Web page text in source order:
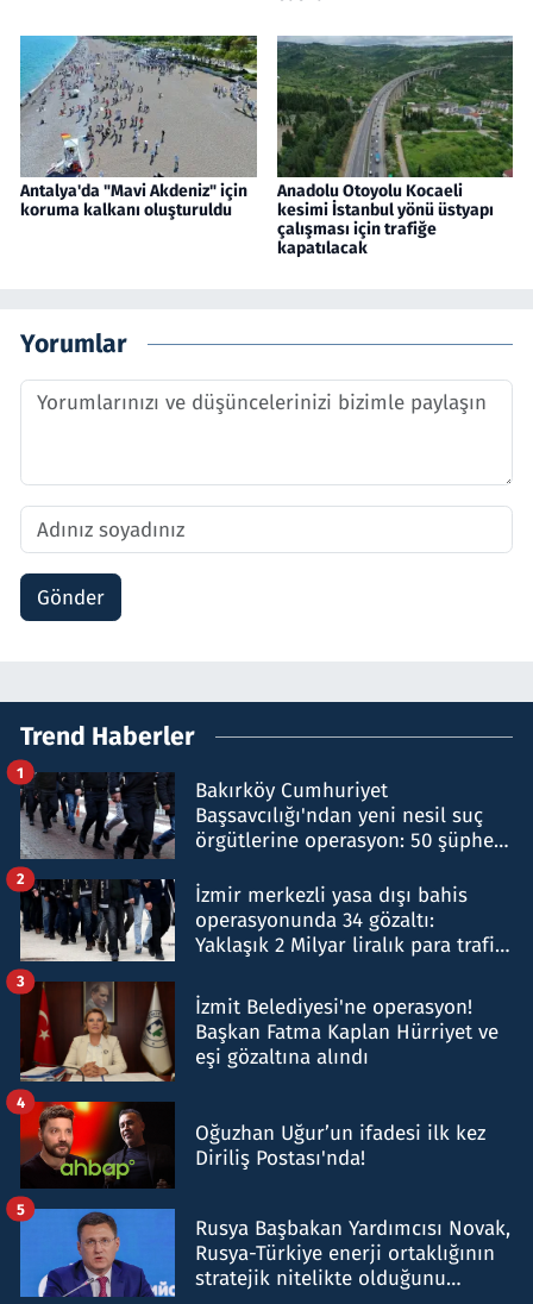
Antalya'da "Mavi Akdeniz" için
koruma kalkanı oluşturuldu
Anadolu Otoyolu Kocaeli
kesimi İstanbul yönü üstyapı
çalışması için trafiğe
kapatılacak
Yorumlar
Gönder
Trend Haberler
Bakırköy Cumhuriyet
Başsavcılığı'ndan yeni nesil suç
örgütlerine operasyon: 50 şüpheli
1
İzmir merkezli yasa dışı bahis
operasyonunda 34 gözaltı:
Yaklaşık 2 Milyar liralık para trafiği
2
İzmit Belediyesi'ne operasyon!
Başkan Fatma Kaplan Hürriyet ve
eşi gözaltına alındı
3
Oğuzhan Uğur’un ifadesi ilk kez
Diriliş Postası'nda!
4
Rusya Başbakan Yardımcısı Novak,
Rusya-Türkiye enerji ortaklığının
stratejik nitelikte olduğunu
5